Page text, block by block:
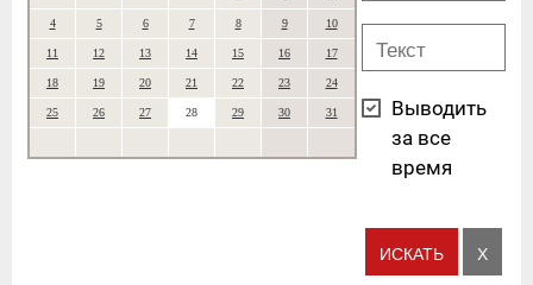
4 5 6 7 8 9 10
11 12 13 14 15 16 17
18 19 20 21 22 23 24
25 26 27 28 29 30 31
Выводить
за все
время